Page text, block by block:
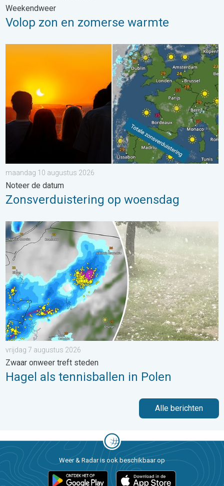
Weekendweer
Volop zon en zomerse warmte
Zonsverduistering op woensdag. Noteer de datum. . .
maandag 10 augustus 2026
Noteer de datum
Zonsverduistering op woensdag
Hagel als tennisballen in Polen. Zwaar onweer treft steden. . .
vrijdag 7 augustus 2026
Zwaar onweer treft steden
Hagel als tennisballen in Polen
Alle berichten
Weer & Radar is ook beschikbaar op